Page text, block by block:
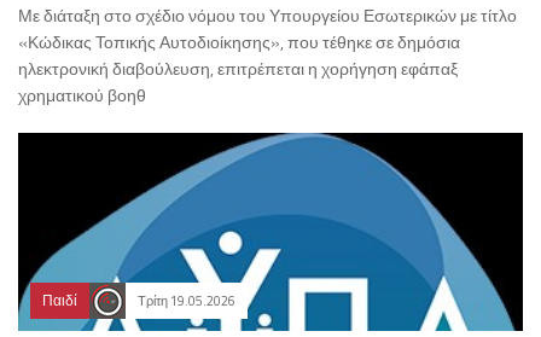
Με διάταξη στο σχέδιο νόμου του Υπουργείου Εσωτερικών με τίτλο
«Κώδικας Τοπικής Αυτοδιοίκησης», που τέθηκε σε δημόσια
ηλεκτρονική διαβούλευση, επιτρέπεται η χορήγηση εφάπαξ
χρηματικού βοηθ
Παιδί Τρίτη 19.05.2026